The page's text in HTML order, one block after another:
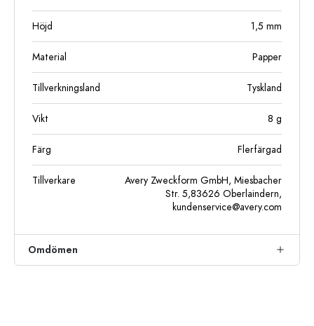
Höjd 1,5 mm
Material Papper
Tillverkningsland Tyskland
Vikt 8 g
Färg Flerfärgad
Tillverkare
Avery Zweckform GmbH, Miesbacher
Str. 5,83626 Oberlaindern,
kundenservice@avery.com
Omdömen